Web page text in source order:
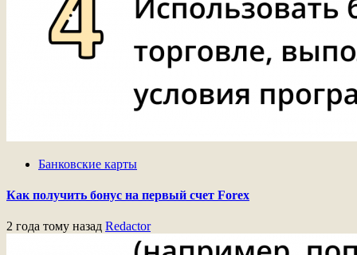
Банковские карты
Как получить бонус на первый счет Forex
2 года тому назад Redactor